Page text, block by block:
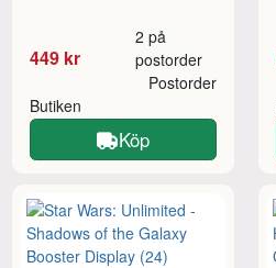
449 kr
2 på
postorder
Butiken
Postorder
Köp